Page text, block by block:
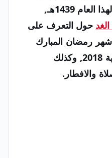
لهذا العام 1439هـ,
حول التعرف على
رمضان المبارك
للسنة الميلادية 2018, وكذلك
والافطار.